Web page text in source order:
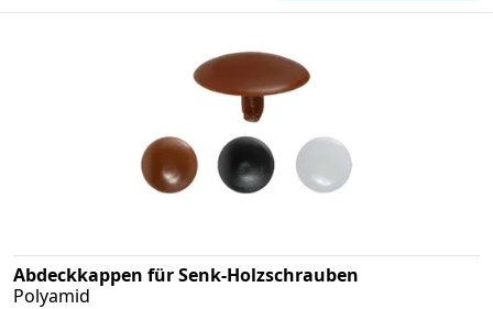
Abdeckkappen für Senk-Holzschrauben
Polyamid